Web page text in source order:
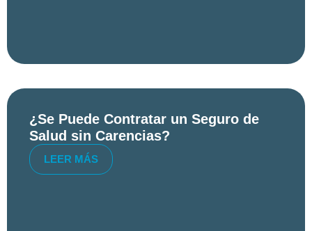
¿Se Puede Contratar un Seguro de
Salud sin Carencias?
LEER MÁS